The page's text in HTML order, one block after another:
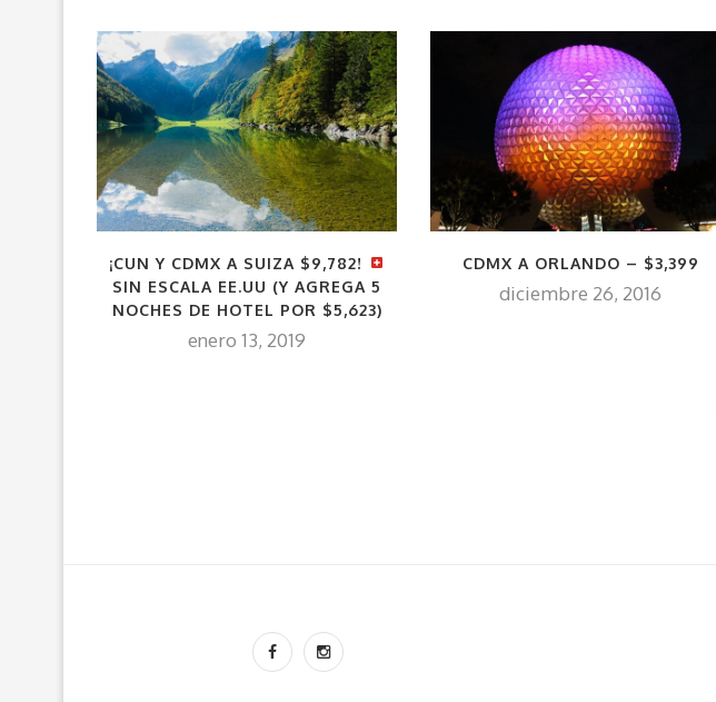
¡CUN Y CDMX A SUIZA $9,782!
SIN ESCALA EE.UU (Y AGREGA 5
NOCHES DE HOTEL POR $5,623)
enero 13, 2019
CDMX A ORLANDO – $3,399
diciembre 26, 2016